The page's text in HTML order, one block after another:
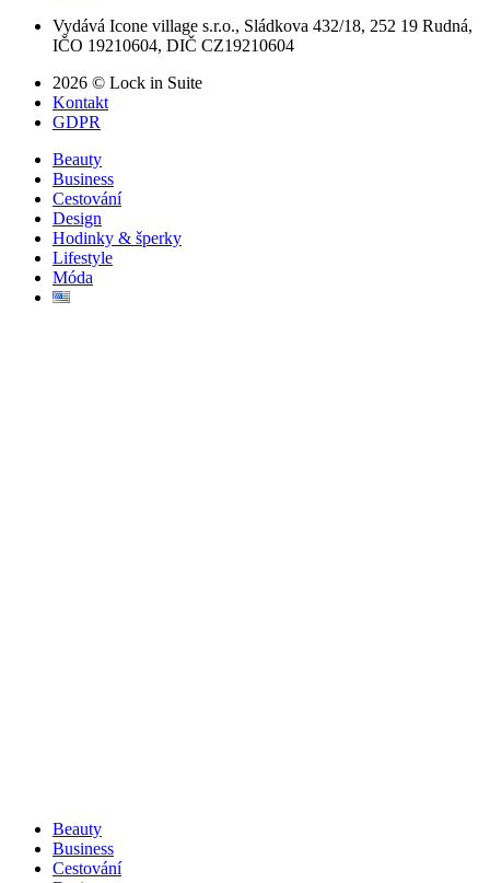
Vydává Icone village s.r.o., Sládkova 432/18, 252 19 Rudná,
IČO 19210604, DIČ CZ19210604
2026 © Lock in Suite
Kontakt
GDPR
Beauty
Business
Cestování
Design
Hodinky & šperky
Lifestyle
Móda
Beauty
Business
Cestování